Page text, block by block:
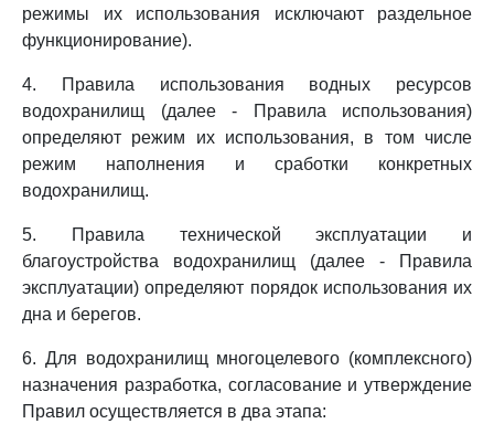
режимы их использования исключают раздельное
функционирование).
4. Правила использования водных ресурсов
водохранилищ (далее - Правила использования)
определяют режим их использования, в том числе
режим наполнения и сработки конкретных
водохранилищ.
5. Правила технической эксплуатации и
благоустройства водохранилищ (далее - Правила
эксплуатации) определяют порядок использования их
дна и берегов.
6. Для водохранилищ многоцелевого (комплексного)
назначения разработка, согласование и утверждение
Правил осуществляется в два этапа: